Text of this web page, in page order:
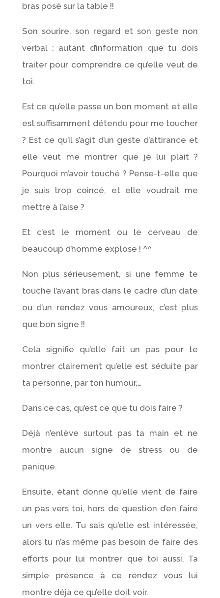
bras posé sur la table !!
Son sourire, son regard et son geste non
verbal : autant d’information que tu dois
traiter pour comprendre ce qu’elle veut de
toi.
Est ce qu’elle passe un bon moment et elle
est suffisamment détendu pour me toucher
? Est ce qu’il s’agit d’un geste d’attirance et
elle veut me montrer que je lui plait ?
Pourquoi m’avoir touché ? Pense-t-elle que
je suis trop coincé, et elle voudrait me
mettre à l’aise ?
Et c’est le moment ou le cerveau de
beaucoup d’homme explose ! ^^
Non plus sérieusement, si une femme te
touche l’avant bras dans le cadre d’un date
ou d’un rendez vous amoureux, c’est plus
que bon signe !!
Cela signifie qu’elle fait un pas pour te
montrer clairement qu’elle est séduite par
ta personne, par ton humour,…
Dans ce cas, qu’est ce que tu dois faire ?
Déjà n’enlève surtout pas ta main et ne
montre aucun signe de stress ou de
panique.
Ensuite, étant donné qu’elle vient de faire
un pas vers toi, hors de question d’en faire
un vers elle. Tu sais qu’elle est intéressée,
alors tu n’as même pas besoin de faire des
efforts pour lui montrer que toi aussi. Ta
simple présence à ce rendez vous lui
montre déjà ce qu’elle doit voir.